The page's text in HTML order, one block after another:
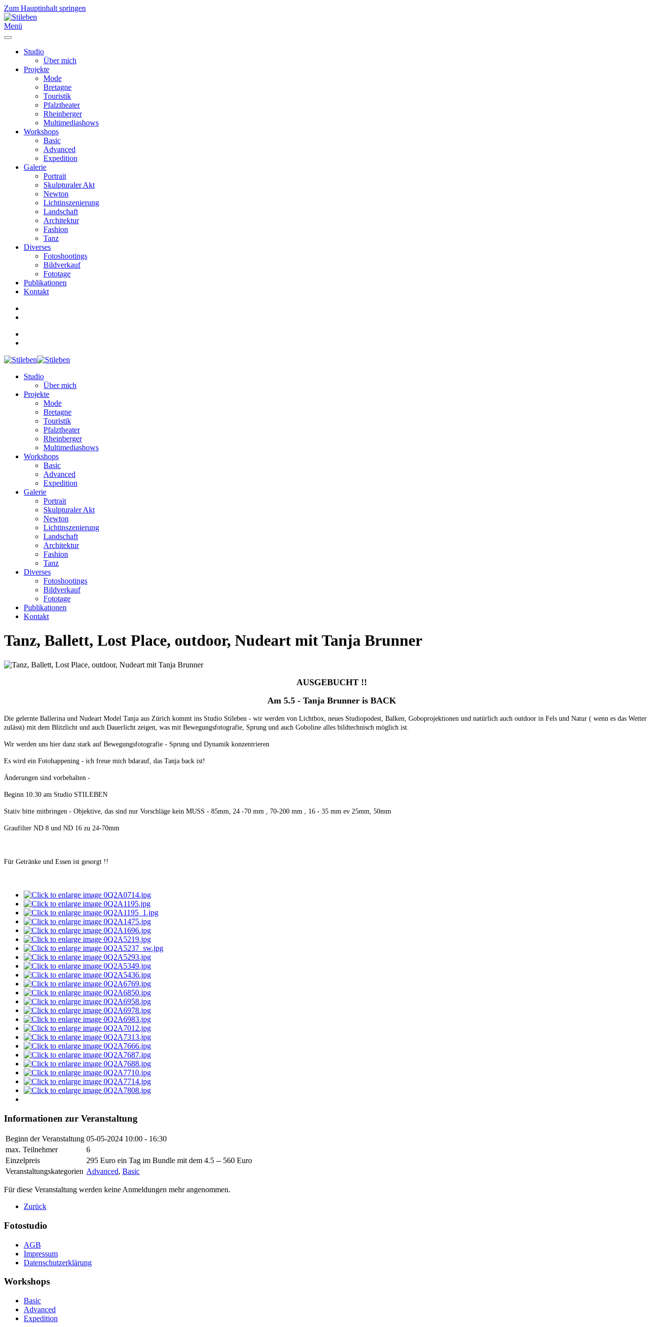
Zum Hauptinhalt springen
Menü
Studio
Über mich
Projekte
Mode
Bretagne
Touristik
Pfalztheater
Rheinberger
Multimediashows
Workshops
Basic
Advanced
Expedition
Galerie
Portrait
Skulpturaler Akt
Newton
Lichtinszenierung
Landschaft
Architektur
Fashion
Tanz
Diverses
Fotoshootings
Bildverkauf
Fototage
Publikationen
Kontakt
Studio
Über mich
Projekte
Mode
Bretagne
Touristik
Pfalztheater
Rheinberger
Multimediashows
Workshops
Basic
Advanced
Expedition
Galerie
Portrait
Skulpturaler Akt
Newton
Lichtinszenierung
Landschaft
Architektur
Fashion
Tanz
Diverses
Fotoshootings
Bildverkauf
Fototage
Publikationen
Kontakt
Tanz, Ballett, Lost Place, outdoor, Nudeart mit Tanja Brunner
AUSGEBUCHT !!
Am 5.5 - Tanja Brunner is BACK
Die gelernte Ballerina und Nudeart Model Tanja aus Zürich kommt ins Studio Stileben - wir werden von Lichtbox, neues Studiopodest, Balken, Goboprojektionen und natürlich auch outdoor in Fels und Natur ( wenn es das Wetter
zulässt) mit dem Blitzlicht und auch Dauerlicht zeigen, was mit Bewegungsfotografie, Sprung und auch Goboline alles bildtechnisch möglich ist.
Wir werden uns hier danz stark auf Bewegungsfotografie - Sprung und Dynamik konzentrieren
Es wird ein Fotohappening - ich freue mich bdarauf, das Tanja back ist!
Änderungen sind vorbehalten -
Beginn 10:30 am Studio STILEBEN
Stativ bitte mitbringen - Objektive, das sind nur Vorschläge kein MUSS - 85mm, 24 -70 mm , 70-200 mm , 16 - 35 mm ev 25mm, 50mm
Graufilter ND 8 und ND 16 zu 24-70mm
Für Getränke und Essen ist gesorgt !!
Informationen zur Veranstaltung
Beginn der Veranstaltung 05-05-2024 10:00 - 16:30
max. Teilnehmer
6
Einzelpreis
295 Euro ein Tag im Bundle mit dem 4.5 -- 560 Euro
Veranstaltungskategorien Advanced, Basic
Für diese Veranstaltung werden keine Anmeldungen mehr angenommen.
Zurück
Fotostudio
AGB
Impressum
Datenschutzerklärung
Workshops
Basic
Advanced
Expedition